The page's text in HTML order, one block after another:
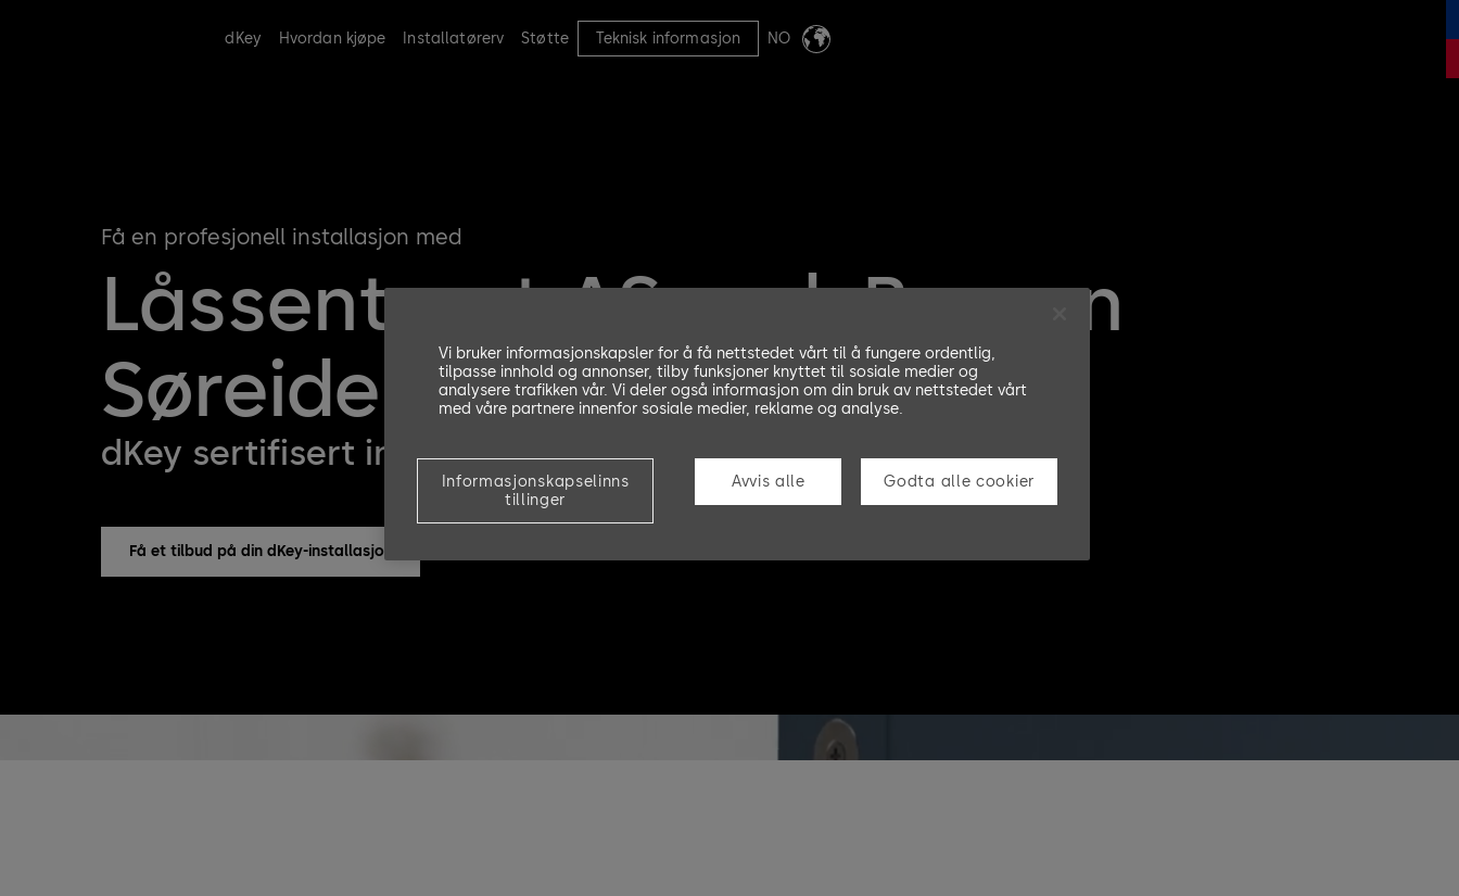
dKey Hvordan kjøpe Installatørerv Støtte Teknisk informasjon NO
Få en profesjonell installasjon med
Låssenteret AS avd. Bergen
Søreide
dKey sertifisert installatør
Få et tilbud på din dKey-installasjon
Vi bruker informasjonskapsler for å få nettstedet vårt til å fungere ordentlig,
tilpasse innhold og annonser, tilby funksjoner knyttet til sosiale medier og
analysere trafikken vår. Vi deler også informasjon om din bruk av nettstedet vårt
med våre partnere innenfor sosiale medier, reklame og analyse.
Informasjonskapselinns
tillinger
Avvis alle Godta alle cookier